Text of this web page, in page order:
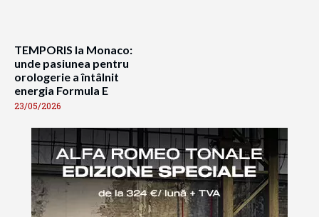
TEMPORIS la Monaco:
unde pasiunea pentru
orologerie a întâlnit
energia Formula E
23/05/2026